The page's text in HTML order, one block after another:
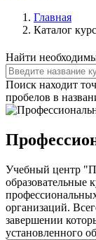
Главная
Каталог
Найти
Поиск находит
пробелов в
Учебный центр
образовательные
организаций.
завершении
установленного